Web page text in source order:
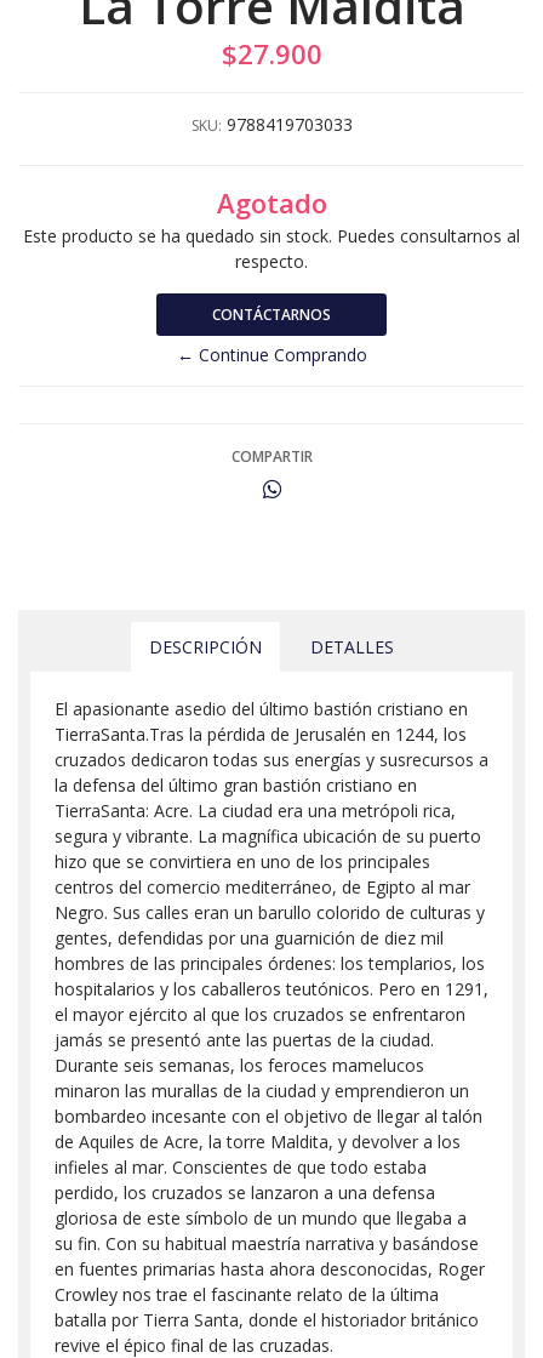
$27.900
SKU: 9788419703033
Agotado
Este producto se ha quedado sin stock. Puedes consultarnos al
respecto.
CONTÁCTARNOS
← Continue Comprando
COMPARTIR
DESCRIPCIÓN DETALLES
El apasionante asedio del último bastión cristiano en
TierraSanta.Tras la pérdida de Jerusalén en 1244, los
cruzados dedicaron todas sus energías y susrecursos a
la defensa del último gran bastión cristiano en
TierraSanta: Acre. La ciudad era una metrópoli rica,
segura y vibrante. La magnífica ubicación de su puerto
hizo que se convirtiera en uno de los principales
centros del comercio mediterráneo, de Egipto al mar
Negro. Sus calles eran un barullo colorido de culturas y
gentes, defendidas por una guarnición de diez mil
hombres de las principales órdenes: los templarios, los
hospitalarios y los caballeros teutónicos. Pero en 1291,
el mayor ejército al que los cruzados se enfrentaron
jamás se presentó ante las puertas de la ciudad.
Durante seis semanas, los feroces mamelucos
minaron las murallas de la ciudad y emprendieron un
bombardeo incesante con el objetivo de llegar al talón
de Aquiles de Acre, la torre Maldita, y devolver a los
infieles al mar. Conscientes de que todo estaba
perdido, los cruzados se lanzaron a una defensa
gloriosa de este símbolo de un mundo que llegaba a
su fin. Con su habitual maestría narrativa y basándose
en fuentes primarias hasta ahora desconocidas, Roger
Crowley nos trae el fascinante relato de la última
batalla por Tierra Santa, donde el historiador británico
revive el épico final de las cruzadas.